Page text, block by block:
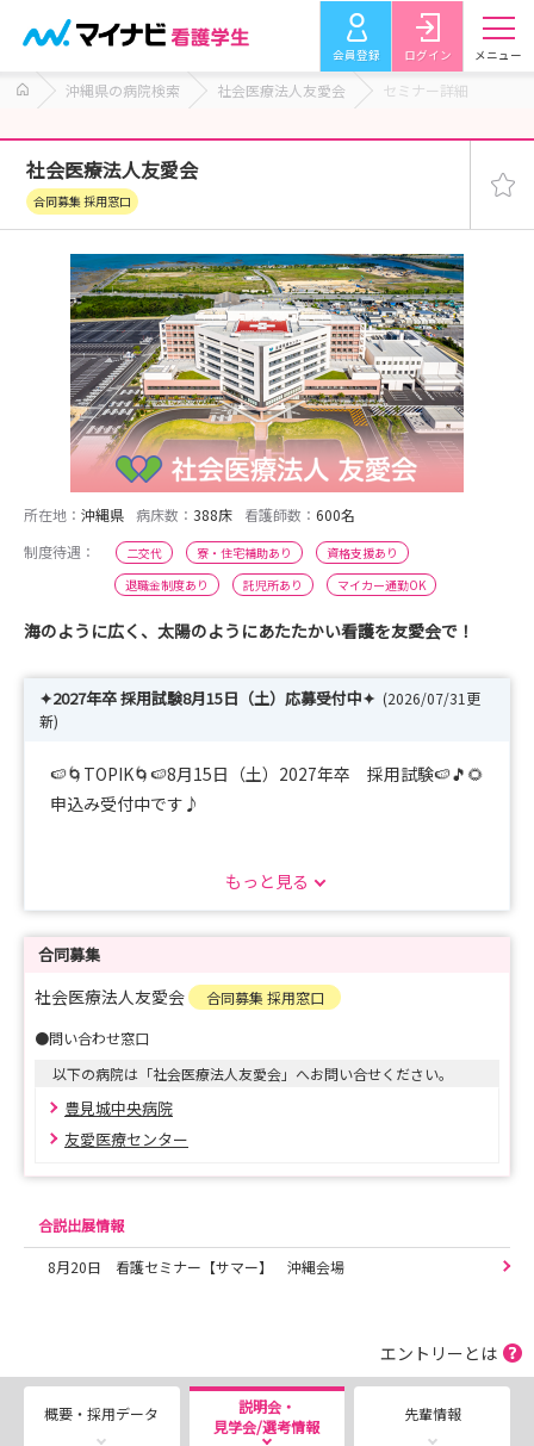
会員登録 ログイン メニュー
沖縄県の病院検索 社会医療法人友愛会 セミナー詳細
社会医療法人友愛会
合同募集 採用窓口
所在地： 沖縄県 病床数： 388床 看護師数： 600名
制度待遇：
二交代 寮・住宅補助あり
資格支援あり
退職金制度あり
託児所あり マイカー通勤OK
海のように広く、太陽のようにあたたかい看護を友愛会で！
✦2027年卒 採用試験8月15日（土）応募受付中✦ (2026/07/31更
新)
🍉🌀TOPIK🌀🍉8月15日（土）2027年卒 採用試験🍉🎵🌻
申込み受付中です♪
友愛の心で人間性豊かな職場環境をつくり
自分が受けたい援助を患者さんへ提供する
〜心の声に耳を傾けよう〜
ーーーーーーーー
【日時】2026年8月15日（土）
1次：書類選考（提出書類にて選考）
2次：対面面接予定
遠方の方はオンラインにて面接可能です🥳
もっと見る
合同募集
社会医療法人友愛会
合同募集 採用窓口
●問い合わせ窓口
以下の病院は「社会医療法人友愛会」へお問い合せください。
豊見城中央病院
友愛医療センター
合説出展情報
8月20日 看護セミナー【サマー】 沖縄会場
エントリーとは
概要・採用データ
説明会・
見学会/選考情報
先輩情報